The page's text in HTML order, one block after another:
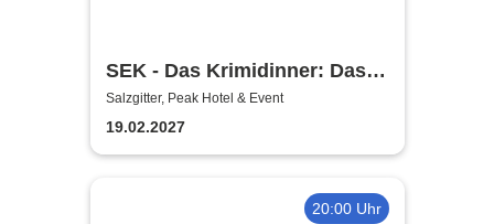
SEK - Das Krimidinner: Das
Vermächtnis
Salzgitter, Peak Hotel & Event
19.02.2027
20:00 Uhr